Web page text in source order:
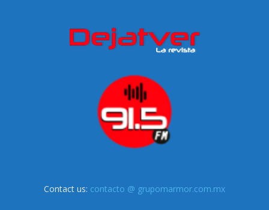
Contact us: contacto @ grupomarmor.com.mx